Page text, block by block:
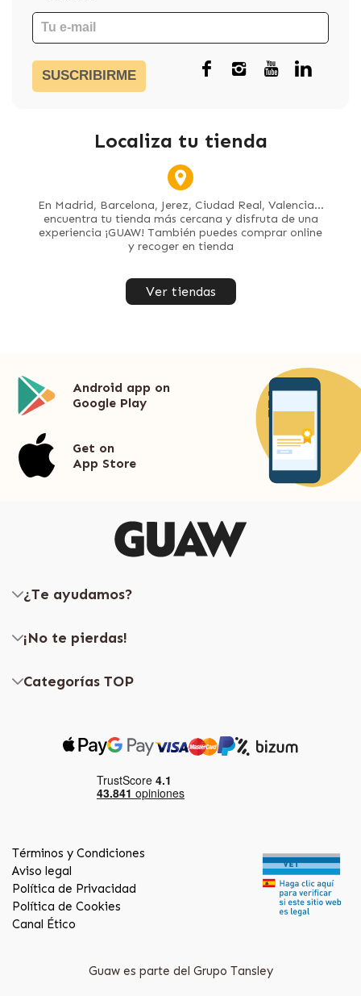
SUSCRIBIRME
Localiza tu tienda
En Madrid, Barcelona, Jerez, Ciudad Real, Valencia...
encuentra tu tienda más cercana y disfruta de una
experiencia ¡GUAW! También puedes comprar online
y recoger en tienda
Ver tiendas
Android app on
Google Play
Get on
App Store
¿Te ayudamos?
¡No te pierdas!
Categorías TOP
Términos y Condiciones
Aviso legal
Política de Privacidad
Política de Cookies
Canal Ético
Guaw es parte del Grupo Tansley